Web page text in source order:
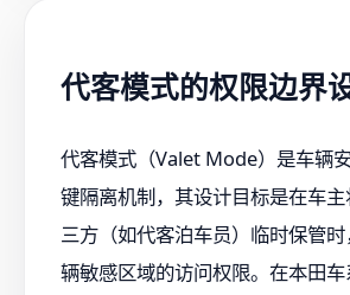
代客模式的权限边界
代客模式（Valet Mode）是车辆
键隔离机制，其设计目标是在车
三方（如代客泊车员）临时保管
辆敏感区域的访问权限。在本田